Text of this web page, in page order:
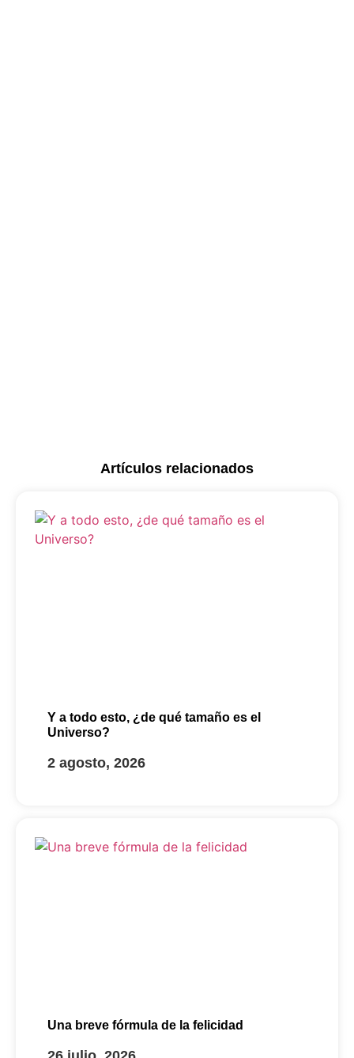
Artículos relacionados
Y a todo esto, ¿de qué tamaño es el
Universo?
2 agosto, 2026
Una breve fórmula de la felicidad